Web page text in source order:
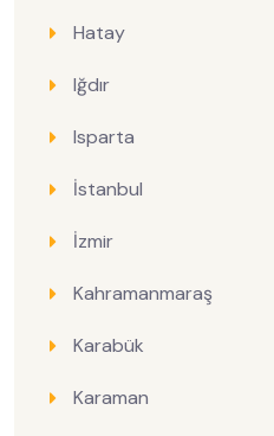
Hatay
Iğdır
Isparta
İstanbul
İzmir
Kahramanmaraş
Karabük
Karaman